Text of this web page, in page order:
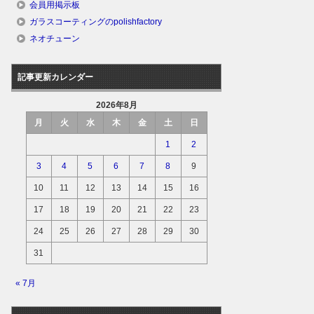
会員用掲示板
ガラスコーティングのpolishfactory
ネオチューン
記事更新カレンダー
2026年8月
月
火 水 木 金 土 日
1 2
3 4 5 6 7 8 9
10 11 12 13 14 15 16
17 18 19 20 21 22 23
24 25 26 27 28 29 30
31
« 7月